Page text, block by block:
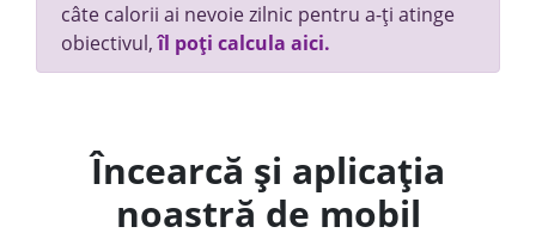
câte calorii ai nevoie zilnic pentru a-ți atinge
obiectivul,îl poți calcula aici.
Încearcă și aplicația
noastră de mobil